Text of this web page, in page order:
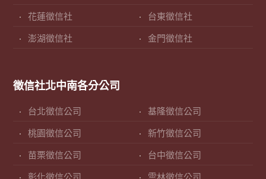
花蓮徵信社 台東徵信社
澎湖徵信社 金門徵信社
徵信社北中南各分公司
台北徵信公司 基隆徵信公司
桃園徵信公司 新竹徵信公司
苗栗徵信公司 台中徵信公司